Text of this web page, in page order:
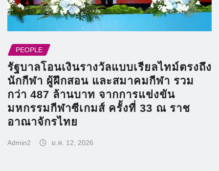
PEOPLE
รัฐบาลโอนเงินรางวัลแบบเรียลไทม์ตรงถึง
นักกีฬา ผู้ฝึกสอน และสมาคมกีฬา รวม
กว่า 487 ล้านบาท จากการแข่งขัน
มหกรรมกีฬาซีเกมส์ ครั้งที่ 33 ณ ราช
อาณาจักรไทย
Admin2 ม.ค. 12, 2026